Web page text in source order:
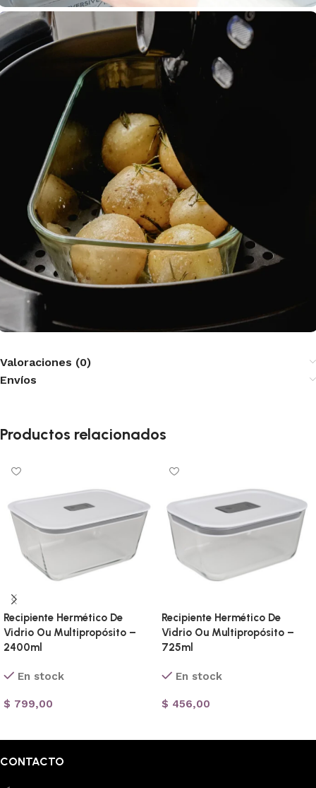
Valoraciones (0)
Envíos
Productos relacionados
Recipiente Hermético De
Vidrio Ou Multipropósito –
2400ml
En stock
$ 799,00
Recipiente Hermético De
Vidrio Ou Multipropósito –
725ml
En stock
$ 456,00
CONTACTO